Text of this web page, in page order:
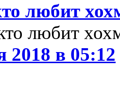
любит
любит
2018 в 05:12